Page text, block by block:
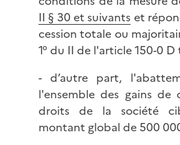
II § 30 et suivants et
cession totale ou
1° du II de l'article 150-0
- d’autre part,
l'ensemble des gains de
droits de la société
montant global de 500